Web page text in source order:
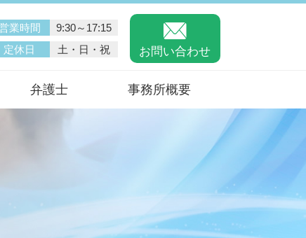
業時間
9:30～17:15
定休日
土・日・祝 お問い合わせ
弁護士 事務所概要